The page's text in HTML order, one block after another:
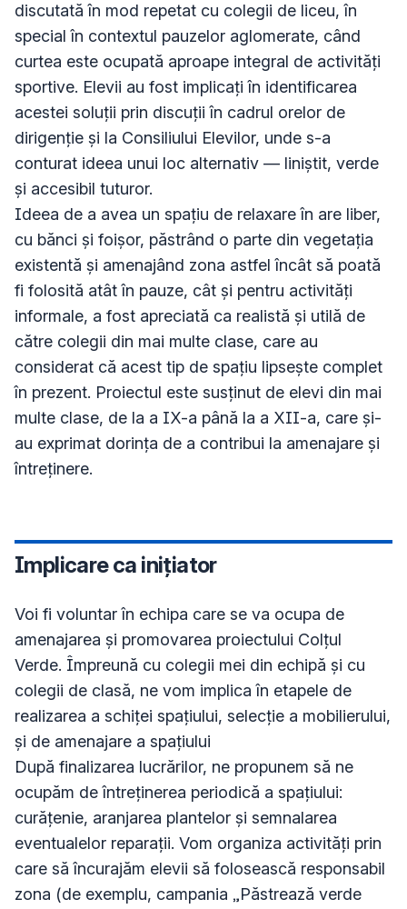
discutată în mod repetat cu colegii de liceu, în
special în contextul pauzelor aglomerate, când
curtea este ocupată aproape integral de activități
sportive. Elevii au fost implicați în identificarea
acestei soluții prin discuții în cadrul orelor de
dirigenție și la Consiliului Elevilor, unde s-a
conturat ideea unui loc alternativ — liniștit, verde
și accesibil tuturor.
Ideea de a avea un spațiu de relaxare în are liber,
cu bănci și foișor, păstrând o parte din vegetația
existentă și amenajând zona astfel încât să poată
fi folosită atât în pauze, cât și pentru activități
informale, a fost apreciată ca realistă și utilă de
către colegii din mai multe clase, care au
considerat că acest tip de spațiu lipsește complet
în prezent. Proiectul este susținut de elevi din mai
multe clase, de la a IX-a până la a XII-a, care și-
au exprimat dorința de a contribui la amenajare și
Implicare ca inițiator
Voi fi voluntar în echipa care se va ocupa de
amenajarea și promovarea proiectului Colțul
Verde. Împreună cu colegii mei din echipă și cu
colegii de clasă, ne vom implica în etapele de
realizarea a schiței spațiului, selecție a mobilierului,
și de amenajare a spațiului
După finalizarea lucrărilor, ne propunem să ne
ocupăm de întreținerea periodică a spațiului:
curățenie, aranjarea plantelor și semnalarea
eventualelor reparații. Vom organiza activități prin
care să încurajăm elevii să folosească responsabil
zona (de exemplu, campania „Păstrează verde